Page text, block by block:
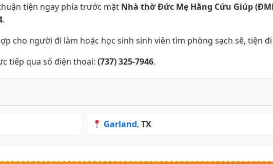
tiện ngay phía trước mặt Nhà thờ Đức Mẹ Hằng Cứu Giúp
.
cho người đi làm hoặc học sinh sinh viên tìm phòng sạch sẽ, tiện
tiếp qua số điện thoại: (737) 325-7946.
Garland, TX